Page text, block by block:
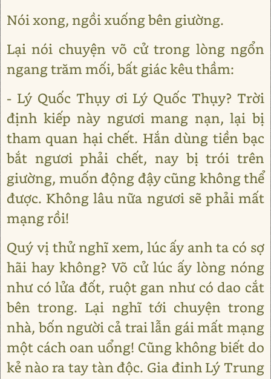
Nói xong, ngồi xuống bên giường.
Lại nói chuyện võ cử trong lòng ngổn
ngang trăm mối, bất giác kêu thầm:
- Lý Quốc Thụy ơi Lý Quốc Thụy? Trời
định kiếp này ngươi mang nạn, lại bị
tham quan hại chết. Hắn dùng tiền bạc
bắt ngươi phải chết, nay bị trói trên
giường, muốn động đậy cũng không thể
được. Không lâu nữa ngươi sẽ phải mất
mạng rồi!
Quý vị thử nghĩ xem, lúc ấy anh ta có sợ
hãi hay không? Võ cử lúc ấy lòng nóng
như có lửa đốt, ruột gan như có dao cắt
bên trong. Lại nghĩ tới chuyện trong
nhà, bốn người cả trai lẫn gái mất mạng
một cách oan uổng! Cũng không biết do
kẻ nào ra tay tàn độc. Gia đinh Lý Trung